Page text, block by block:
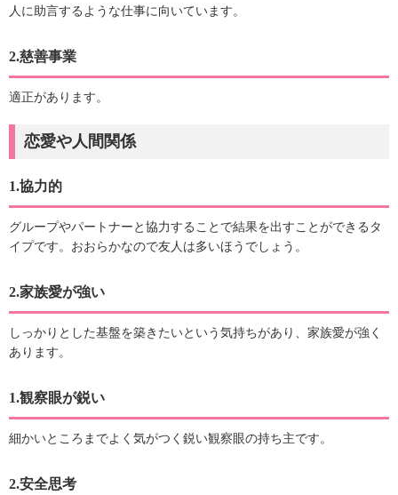
人に助言するような仕事に向いています。
2.慈善事業
適正があります。
恋愛や人間関係
1.協力的
グループやパートナーと協力することで結果を出すことができるタ
イプです。おおらかなので友人は多いほうでしょう。
2.家族愛が強い
しっかりとした基盤を築きたいという気持ちがあり、家族愛が強く
あります。
1.観察眼が鋭い
細かいところまでよく気がつく鋭い観察眼の持ち主です。
2.安全思考